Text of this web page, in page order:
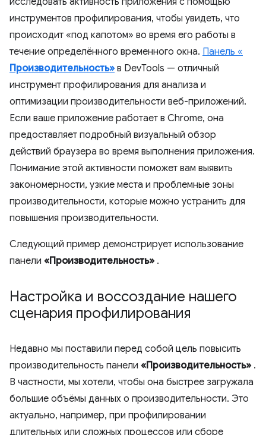
инструментов профилирования, чтобы увидеть, что
происходит «под капотом» во время его работы в
течение определённого временного окна. Панель «
Производительность» в DevTools — отличный
инструмент профилирования для анализа и
оптимизации производительности веб-приложений.
Если ваше приложение работает в Chrome, она
предоставляет подробный визуальный обзор
действий браузера во время выполнения приложения.
Понимание этой активности поможет вам выявить
закономерности, узкие места и проблемные зоны
производительности, которые можно устранить для
повышения производительности.
Следующий пример демонстрирует использование
панели «Производительность» .
Настройка и воссоздание нашего
сценария профилирования
Недавно мы поставили перед собой цель повысить
производительность панели «Производительность» .
В частности, мы хотели, чтобы она быстрее загружала
большие объёмы данных о производительности. Это
актуально, например, при профилировании
длительных или сложных процессов или сборе